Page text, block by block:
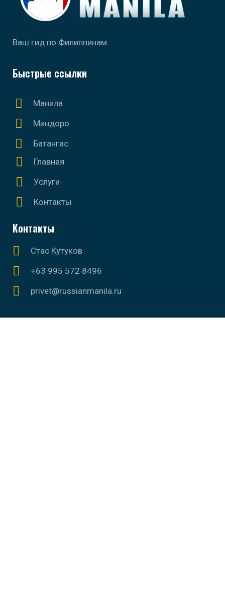
Ваш гид по Филиппинам
Быстрые ссылки
Манила
Миндоро
Батангас
Главная
Услуги
Контакты
Контакты
Стас Кутуков
+63 995 572 8496
privet@russianmanila.ru